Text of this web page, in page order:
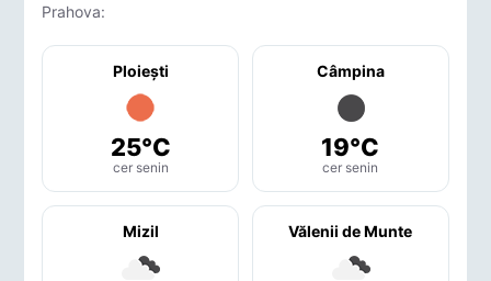
Prahova:
Ploieşti
25°C
cer senin
Câmpina
19°C
cer senin
Mizil Vălenii de Munte